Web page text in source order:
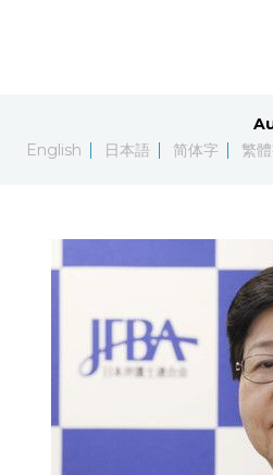
English
日本語 简体字 繁